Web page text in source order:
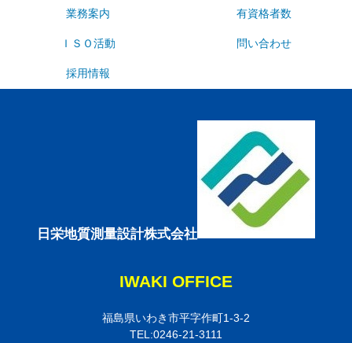
業務案内 有資格者数
ＩＳＯ活動 問い合わせ
採用情報
日栄地質測量設計株式会社
IWAKI OFFICE
福島県いわき市平字作町1-3-2
TEL:0246-21-3111